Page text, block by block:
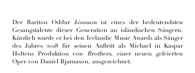
Der Bariton Oddur Jónsson ist eines der bedeutendsten
Gesangstalente dieser Generation an isländischen Sängern.
Kürzlich wurde er bei den Icelandic Music Awards als Sänger
des Jahres 2018 für seinen Auftritt als Michael in Kaspar
Holtens Produktion von Brothers, einer neuen gefeierten
Oper von Daníel Bjarnason, ausgezeichnet.